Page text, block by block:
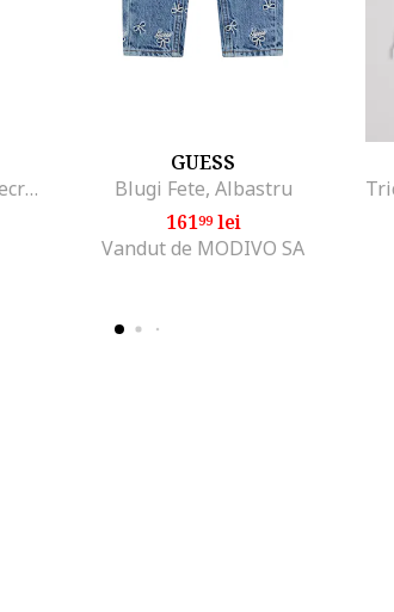
Pantaloni de trening fetita ecru,
GUESS
Blugi Fete, Albastru
16199lei
Vandut de MODIVO SA